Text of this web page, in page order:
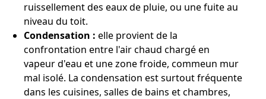
ruissellement des eaux de pluie, ou une fuite au
niveau du toit.
Condensation : elle provient de la
confrontation entre l'air chaud chargé en
vapeur d'eau et une zone froide, commeun mur
mal isolé. La condensation est surtout fréquente
dans les cuisines, salles de bains et chambres,